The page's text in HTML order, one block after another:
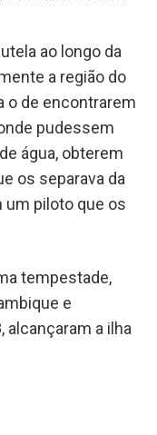
ao longo da
a região do
o de encontrarem
pudessem
água, obterem
os separava da
um piloto que os
tempestade,
e
alcançaram a ilha